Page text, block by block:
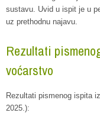
sustavu. Uvid u ispit je u
uz prethodnu najavu.
Rezultati
voćarstvo
Rezultati pismenog ispita
2025.):